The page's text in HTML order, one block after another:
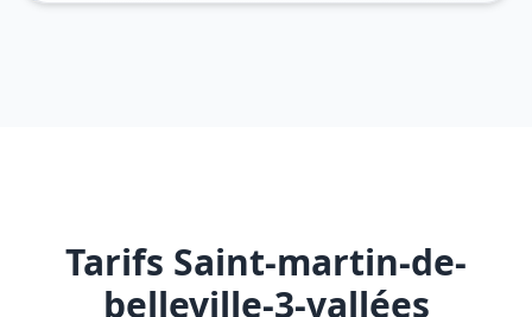
Tarifs Saint-martin-de-
belleville-3-vallées